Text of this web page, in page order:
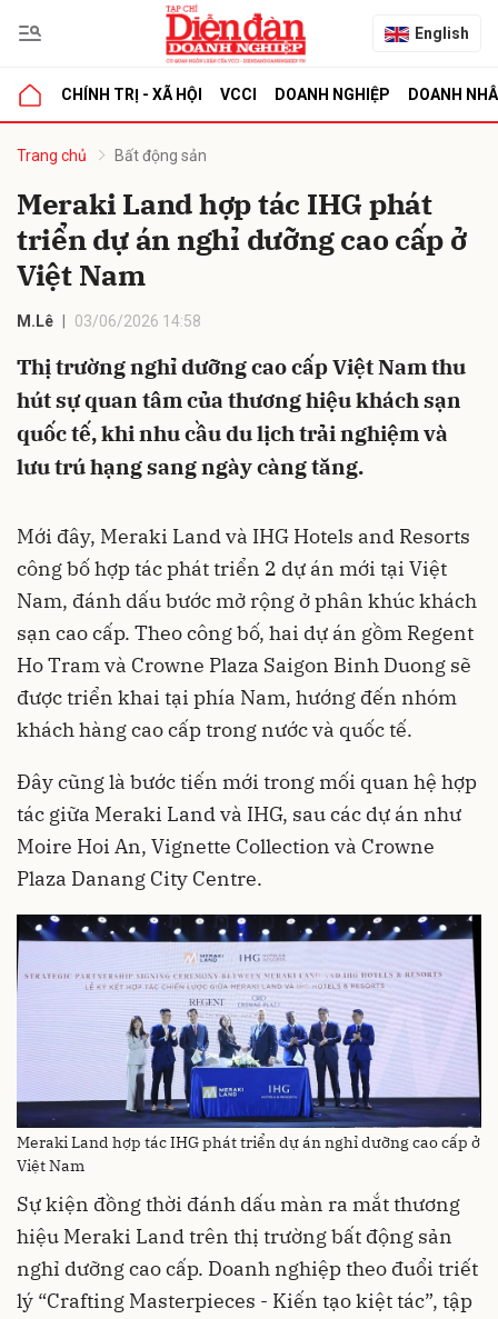
English
CHÍNH TRỊ - XÃ HỘI VCCI DOANH NGHIỆP DOANH
Trang chủ Bất động sản
Meraki Land hợp tác IHG phát
triển dự án nghỉ dưỡng cao cấp ở
Việt Nam
M.Lê 03/06/2026 14:58
Thị trường nghỉ dưỡng cao cấp Việt Nam thu
hút sự quan tâm của thương hiệu khách sạn
quốc tế, khi nhu cầu du lịch trải nghiệm và
lưu trú hạng sang ngày càng tăng.
Mới đây, Meraki Land và IHG Hotels and Resorts
công bố hợp tác phát triển 2 dự án mới tại Việt
Nam, đánh dấu bước mở rộng ở phân khúc khách
sạn cao cấp. Theo công bố, hai dự án gồm Regent
Ho Tram và Crowne Plaza Saigon Binh Duong sẽ
được triển khai tại phía Nam, hướng đến nhóm
khách hàng cao cấp trong nước và quốc tế.
Đây cũng là bước tiến mới trong mối quan hệ hợp
tác giữa Meraki Land và IHG, sau các dự án như
Moire Hoi An, Vignette Collection và Crowne
Plaza Danang City Centre.
Meraki Land hợp tác IHG phát triển dự án nghỉ dưỡng cao cấp ở
Việt Nam
Sự kiện đồng thời đánh dấu màn ra mắt thương
hiệu Meraki Land trên thị trường bất động sản
nghỉ dưỡng cao cấp. Doanh nghiệp theo đuổi triết
lý “Crafting Masterpieces - Kiến tạo kiệt tác”, tập
luận
Hủy